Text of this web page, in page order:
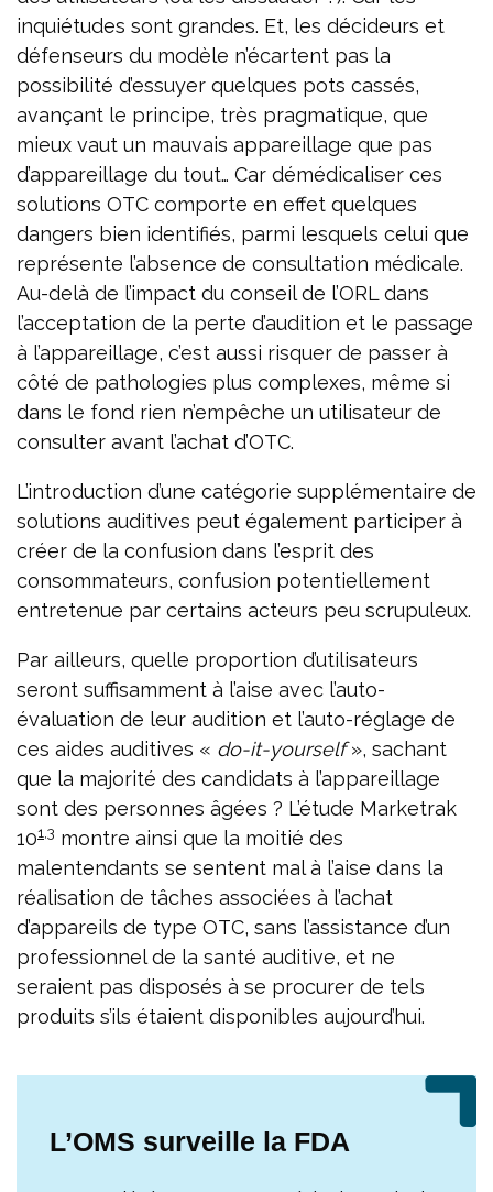
inquiétudes sont grandes. Et, les décideurs et
défenseurs du modèle n’écartent pas la
possibilité d’essuyer quelques pots cassés,
avançant le principe, très pragmatique, que
mieux vaut un mauvais appareillage que pas
d’appareillage du tout… Car démédicaliser ces
solutions OTC comporte en effet quelques
dangers bien identifiés, parmi lesquels celui que
représente l’absence de consultation médicale.
Au-delà de l’impact du conseil de l’ORL dans
l’acceptation de la perte d’audition et le passage
à l’appareillage, c’est aussi risquer de passer à
côté de pathologies plus complexes, même si
dans le fond rien n’empêche un utilisateur de
consulter avant l’achat d’OTC.
L’introduction d’une catégorie supplémentaire de
solutions auditives peut également participer à
créer de la confusion dans l’esprit des
consommateurs, confusion potentiellement
entretenue par certains acteurs peu scrupuleux.
Par ailleurs, quelle proportion d’utilisateurs
seront suffisamment à l’aise avec l’auto-
évaluation de leur audition et l’auto-réglage de
ces aides auditives « do-it-yourself», sachant
que la majorité des candidats à l’appareillage
sont des personnes âgées ? L’étude Marketrak
101 3 montre ainsi que la moitié des
malentendants se sentent mal à l’aise dans la
réalisation de tâches associées à l’achat
d’appareils de type OTC, sans l’assistance d’un
professionnel de la santé auditive, et ne
seraient pas disposés à se procurer de tels
produits s’ils étaient disponibles aujourd’hui.
L’OMS surveille la FDA